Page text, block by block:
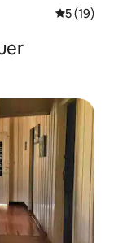
Note
5 (19)